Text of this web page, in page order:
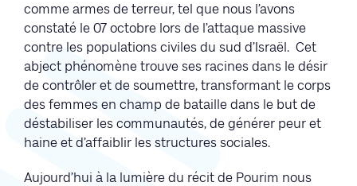
comme armes de terreur, tel que nous l’avons
constaté le 07 octobre lors de l’attaque massive
contre les populations civiles du sud d’Israël. Cet
abject phénomène trouve ses racines dans le désir
de contrôler et de soumettre, transformant le corps
des femmes en champ de bataille dans le but de
déstabiliser les communautés, de générer peur et
haine et d’affaiblir les structures sociales.
Aujourd’hui à la lumière du récit de Pourim nous